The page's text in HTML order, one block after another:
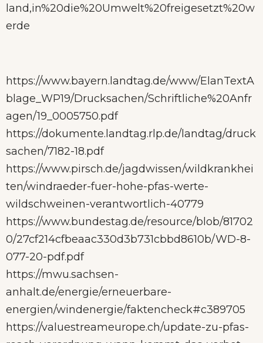
land,in%20die%20Umwelt%20freigesetzt%20w
erde
https://www.bayern.landtag.de/www/ElanTextA
blage_WP19/Drucksachen/Schriftliche%20Anfr
agen/19_0005750.pdf
https://dokumente.landtag.rlp.de/landtag/druck
sachen/7182-18.pdf
https://www.pirsch.de/jagdwissen/wildkrankhei
ten/windraeder-fuer-hohe-pfas-werte-
wildschweinen-verantwortlich-40779
https://www.bundestag.de/resource/blob/81702
0/27cf214cfbeaac330d3b731cbbd8610b/WD-8-
077-20-pdf.pdf
https://mwu.sachsen-
anhalt.de/energie/erneuerbare-
energien/windenergie/faktencheck#c389705
https://valuestreameurope.ch/update-zu-pfas-